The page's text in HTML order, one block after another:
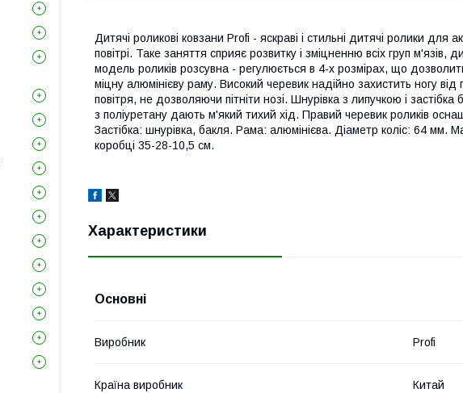
Дитячі роликові ковзани Profi - яскраві і стильні дитячі ролики
повітрі. Таке заняття сприяє розвитку і зміцненню всіх груп
модель роликів розсувна - регулюється в 4-х розмірах, що
міцну алюмінієву раму. Високий черевик надійно захистить ногу
повітря, не дозволяючи пітніти нозі. Шнурівка з липучкою і
з поліуретану дають м'який тихий хід. Правий черевик роликів
Застібка: шнурівка, бакля. Рама: алюмінієва. Діаметр коліс: 64 мм.
коробці 35-28-10,5 см.
Характеристики
Основні
Виробник Profi
Країна виробник Китай